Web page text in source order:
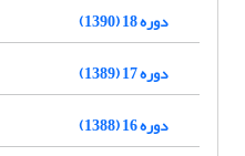
دوره 18 (1390)
دوره 17 (1389)
دوره 16 (1388)